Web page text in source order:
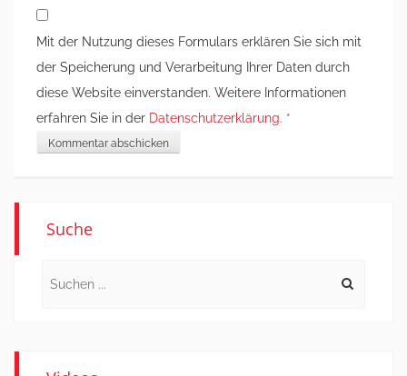
Mit der Nutzung dieses Formulars erklären Sie sich mit
der Speicherung und Verarbeitung Ihrer Daten durch
diese Website einverstanden. Weitere Informationen
erfahren Sie in der Datenschutzerklärung. *
Suche